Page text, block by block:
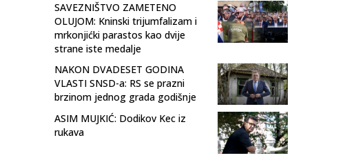
SAVEZNIŠTVO ZAMETENO
OLUJOM: Kninski trijumfalizam i
mrkonjićki parastos kao dvije
strane iste medalje
NAKON DVADESET GODINA
VLASTI SNSD-a: RS se prazni
brzinom jednog grada godišnje
ASIM MUJKIĆ: Dodikov Kec iz
rukava